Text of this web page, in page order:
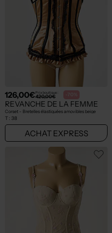
126,00€Prix boutique :
420,00€ -70%
REVANCHE DE LA FEMME
Corset - Bretelles élastiquées amovibles beige
T : 38
ACHAT EXPRESS